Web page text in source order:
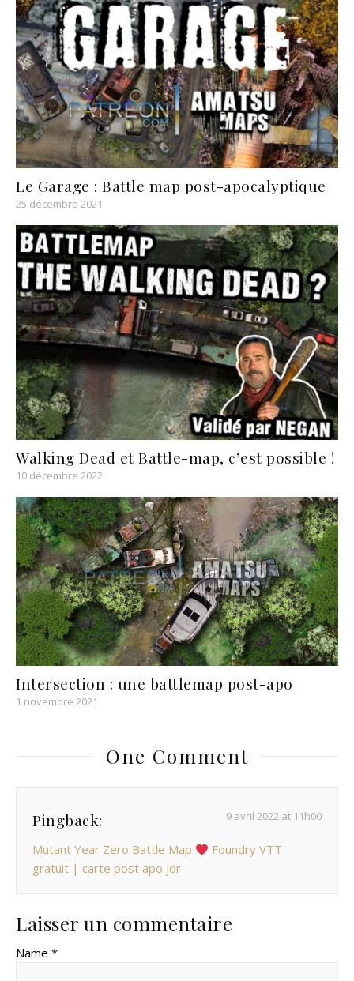
Le Garage : Battle map post-apocalyptique
25 décembre 2021
Walking Dead et Battle-map, c’est possible !
10 décembre 2022
Intersection : une battlemap post-apo
1 novembre 2021
One Comment
Pingback: 9 avril 2022 at 11h00
Mutant Year Zero Battle Map
Foundry VTT
gratuit | carte post apo jdr
Laisser un commentaire
Name *